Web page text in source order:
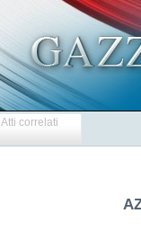
Atti correlati